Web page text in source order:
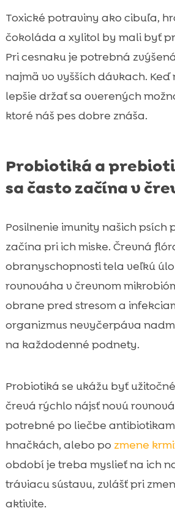
Toxické potraviny ako cibuľa,
čokoláda a xylitol by mali byť
Pri cesnaku je potrebná
najmä vo vyšších dávkach. Keď
lepšie držať sa overených
ktoré náš pes dobre znáša.
Probiotiká a
sa často začína v
Posilnenie imunity našich psích
začína pri ich miske. Črevná
obranyschopnosti tela veľkú
rovnováha v črevnom
obrane pred stresom a
organizmus nevyčerpáva
na každodenné podnety.
Probiotiká se ukážu byť
črevá rýchlo nájsť novú
potrebné po liečbe
hnačkách, alebo po zmene
období je treba myslieť na ich
tráviacu sústavu, zvlášť pri
aktivite.